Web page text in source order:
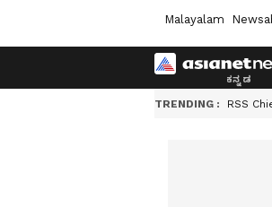
Malayalam
TRENDING : RSS